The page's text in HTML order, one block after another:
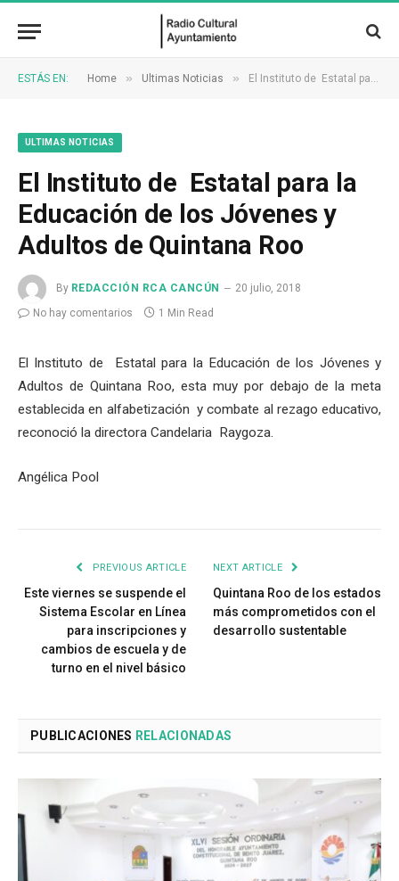
ESTÁS EN: Home » Ultimas Noticias » El Instituto de Estatal para la Educación de los Jóvenes y Adultos de Quintana Roo
ULTIMAS NOTICIAS
El Instituto de Estatal para la
Educación de los Jóvenes y
Adultos de Quintana Roo
By REDACCIÓN RCA CANCÚN
20 julio, 2018
No hay comentarios
1 Min Read
El Instituto de Estatal para la Educación de los Jóvenes y
Adultos de Quintana Roo, esta muy por debajo de la meta
establecida en alfabetización y combate al rezago educativo,
reconoció la directora Candelaria Raygoza.
Angélica Pool
PREVIOUS ARTICLE
Este viernes se suspende el
Sistema Escolar en Línea
para inscripciones y
cambios de escuela y de
turno en el nivel básico
NEXT ARTICLE
Quintana Roo de los estados
más comprometidos con el
desarrollo sustentable
PUBLICACIONES RELACIONADAS